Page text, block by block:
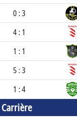
0 : 3
4 : 1
1 : 1
5 : 3
1 : 4
Carrière